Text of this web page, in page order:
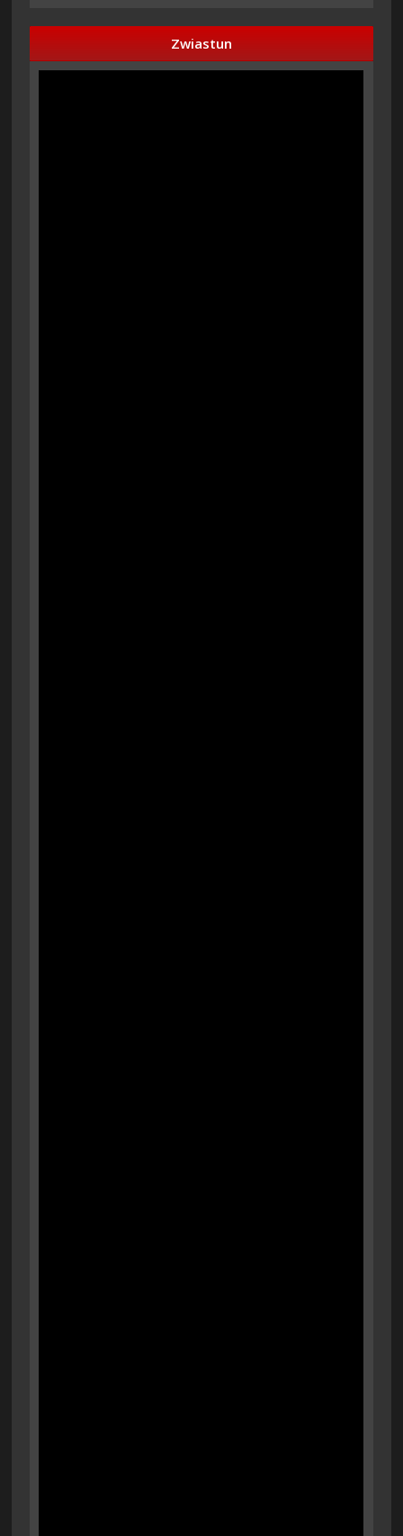
Zwiastun